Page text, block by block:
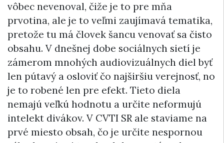
vôbec nevenoval, čiže je to pre mňa
prvotina, ale je to veľmi zaujímavá tematika,
pretože tu má človek šancu venovať sa čisto
obsahu. V dnešnej dobe sociálnych sietí je
zámerom mnohých audiovizuálnych diel byť
len pútavý a osloviť čo najširšiu verejnosť, no
je to robené len pre efekt. Tieto diela
nemajú veľkú hodnotu a určite neformujú
intelekt divákov. V CVTI SR ale staviame na
prvé miesto obsah, čo je určite nespornou